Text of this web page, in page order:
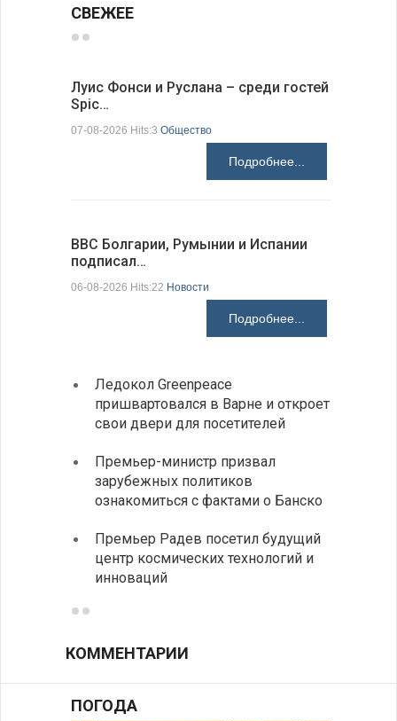
СВЕЖЕЕ
Луис Фонси и Руслана – среди гостей
Spic…
07-08-2026 Hits:3 Общество
Подробнее...
ВВС Болгарии, Румынии и Испании
подписал…
06-08-2026 Hits:22 Новости
Подробнее...
Ледокол Greenpeace
пришвартовался в Варне и откроет
свои двери для посетителей
Премьер-министр призвал
зарубежных политиков
ознакомиться с фактами о Банско
Премьер Радев посетил будущий
центр космических технологий и
инноваций
КОММЕНТАРИИ
ПОГОДА